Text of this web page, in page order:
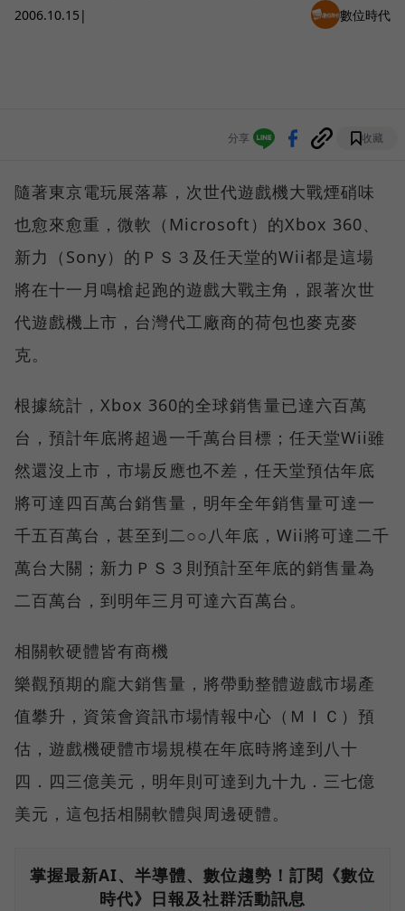
2006.10.15 | 數位時代
分享 收藏
隨著東京電玩展落幕，次世代遊戲機大戰煙硝味
也愈來愈重，微軟（Microsoft）的Xbox 360、
新力（Sony）的ＰＳ３及任天堂的Wii都是這場
將在十一月鳴槍起跑的遊戲大戰主角，跟著次世
代遊戲機上市，台灣代工廠商的荷包也麥克麥
克。
根據統計，Xbox 360的全球銷售量已達六百萬
台，預計年底將超過一千萬台目標；任天堂Wii雖
然還沒上市，市場反應也不差，任天堂預估年底
將可達四百萬台銷售量，明年全年銷售量可達一
千五百萬台，甚至到二○○八年底，Wii將可達二千
萬台大關；新力ＰＳ３則預計至年底的銷售量為
二百萬台，到明年三月可達六百萬台。
相關軟硬體皆有商機
樂觀預期的龐大銷售量，將帶動整體遊戲市場產
值攀升，資策會資訊市場情報中心（ＭＩＣ）預
估，遊戲機硬體市場規模在年底時將達到八十
四．四三億美元，明年則可達到九十九．三七億
美元，這包括相關軟體與周邊硬體。
掌握最新AI、半導體、數位趨勢！訂閱《數位
時代》日報及社群活動訊息